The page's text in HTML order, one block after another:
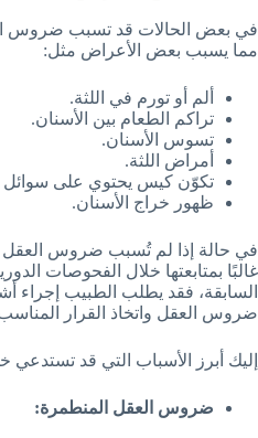
في بعض الحالات قد تسبب ضروس
مما يسبب بعض الأعراض مثل:
ألم أو تورم في اللثة.
تراكم الطعام بين الأسنان.
تسوس الأسنان.
أمراض اللثة.
تكوّن كيس يحتوي على
ظهور خراج الأسنان.
في حالة إذا لم تُسبب ضروس
غالبًا بمتابعتها خلال الفحوصات
السابقة، فقد يطلب الطبيب إجراء
ضروس العقل واتخاذ القرار
إليك أبرز الأسباب التي قد
ضروس العقل المنطمرة: